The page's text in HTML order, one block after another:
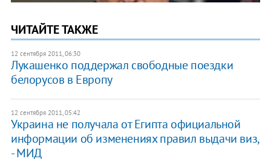
ЧИТАЙТЕ ТАКЖЕ
12 сентября 2011, 06:30
Лукашенко поддержал свободные поездки
белорусов в Европу
12 сентября 2011, 05:42
​Украина не получала от Египта официальной
информации об изменениях правил выдачи виз,
- МИД